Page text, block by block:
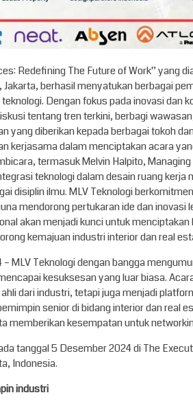
Redefining The Future of Work” yang
Jakarta, berhasil menyatukan berbagai
Dengan fokus pada inovasi dan
tentang tren terkini, berbagi
yang diberikan kepada berbagai tokoh
kerjasama dalam menciptakan acara
termasuk Melvin Halpito,
teknologi dalam desain ruang kerja
disiplin ilmu. MLV Teknologi
mendorong pertukaran ide dan inovasi
akan menjadi kunci untuk menciptakan
kemajuan industri interior dan real
– MLV Teknologi dengan bangga
kesuksesan yang luar biasa.
dari industri, tetapi juga menjadi
senior di bidang interior dan real
memberikan kesempatan untuk
tanggal 5 Desember 2024 di The
Indonesia.
industri